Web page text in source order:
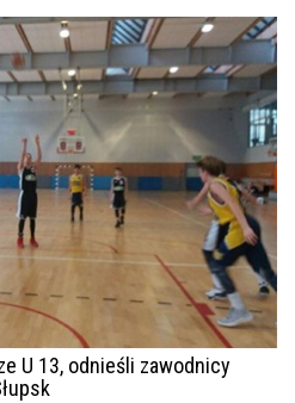
U 13, odnieśli zawodnicy